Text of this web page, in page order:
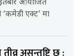
आयोजित
‘कमेडी एक्ट’ मा